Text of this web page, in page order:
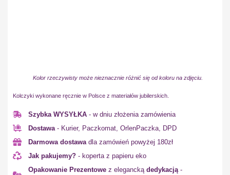
Kolor rzeczywisty może nieznacznie różnić się od koloru na zdjęciu.
Kolczyki wykonane ręcznie w Polsce z materiałów jubilerskich.
Szybka WYSYŁKA - w dniu złożenia zamówienia
Dostawa- Kurier, Paczkomat, OrlenPaczka, DPD
Darmowa dostawadla zamówień powyżej 180zł
Jak pakujemy? - koperta z papieru eko
Opakowanie Prezentowe z eleganckądedykacją-